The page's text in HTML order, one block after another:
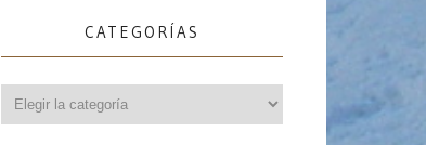
CATEGORÍAS